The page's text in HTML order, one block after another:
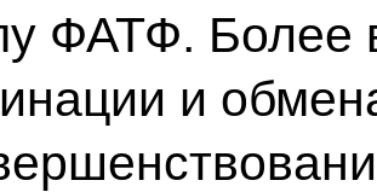
ФАТФ. Более
и